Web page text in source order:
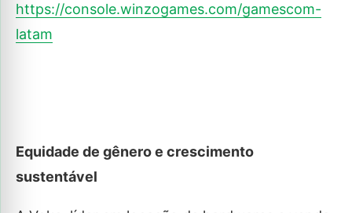
https://console.winzogames.com/gamescom-
latam
Equidade de gênero e crescimento
sustentável